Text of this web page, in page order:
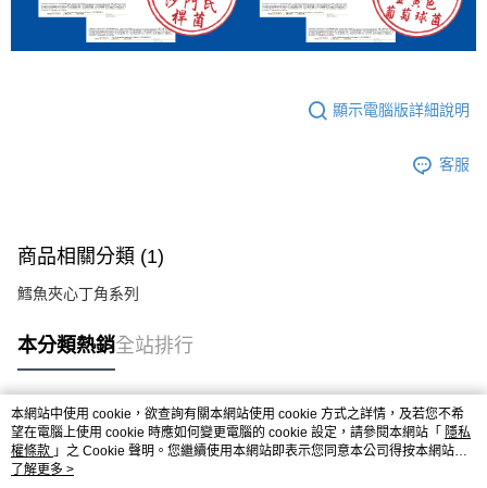
顯示電腦版詳細說明
客服
商品相關分類 (1)
鱈魚夾心丁角系列
本分類熱銷全站排行
熱門標籤
本網站中使用 cookie，欲查詢有關本網站使用 cookie 方式之詳情，及若您不希
望在電腦上使用 cookie 時應如何變更電腦的 cookie 設定，請參閱本網站「 隱私
權條款 」之 Cookie 聲明。您繼續使用本網站即表示您同意本公司得按本網站使
用條款之 Cookie 聲明使用 cookie。
了解更多 >